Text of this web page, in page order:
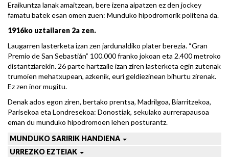
Eraikuntza lanak amaitzean, bere izena aipatzen ez den jockey
famatu batek esan omen zuen: Munduko hipodromorik politena da.
1916ko uztailaren 2a zen.
Laugarren lasterketa izan zen jardunaldiko plater berezia. “Gran
Premio de San Sebastián” 100.000 franko jokoan eta 2.400 metroko
distantziarekin. 26 parte hartzaile izan ziren lasterketa egin zutenak
trumoien mehatxupean, azkenik, euri geldiezinean bihurtu zirenak.
Ez zen inor mugitu.
Denak ados egon ziren, bertako prentsa, Madrilgoa, Biarritzekoa,
Parisekoa eta Londresekoa: Donostiak, sekulako aurrerapausoa
eman du munduko hipodromoen lehen posturantz.
MUNDUKO SARIRIK HANDIENA
URREZKO EZTEIAK